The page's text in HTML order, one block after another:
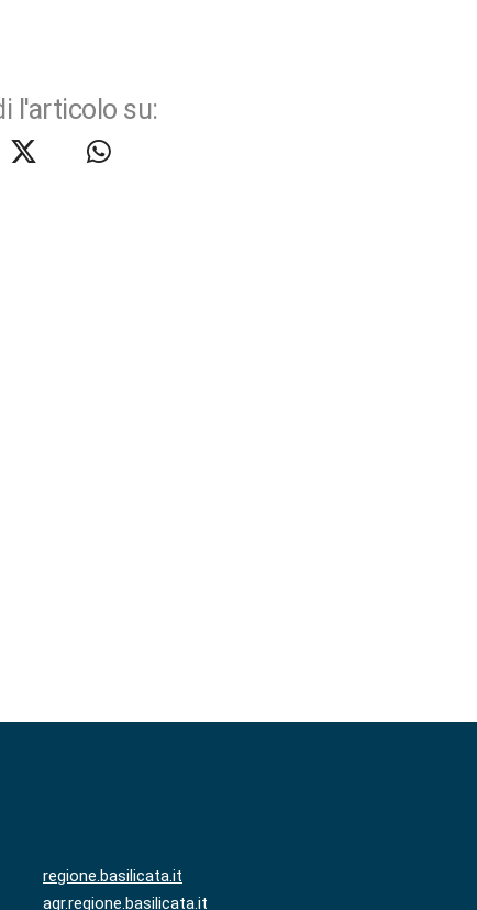
l'articolo su:
regione.basilicata.it
agr.regione.basilicata.it